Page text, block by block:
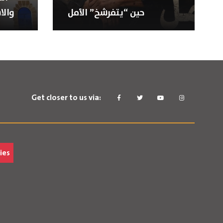
حين “يتفرشخ” الأمل
Get closer to us via: